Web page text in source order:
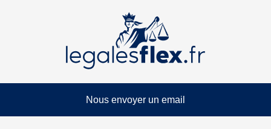
Nous envoyer un email